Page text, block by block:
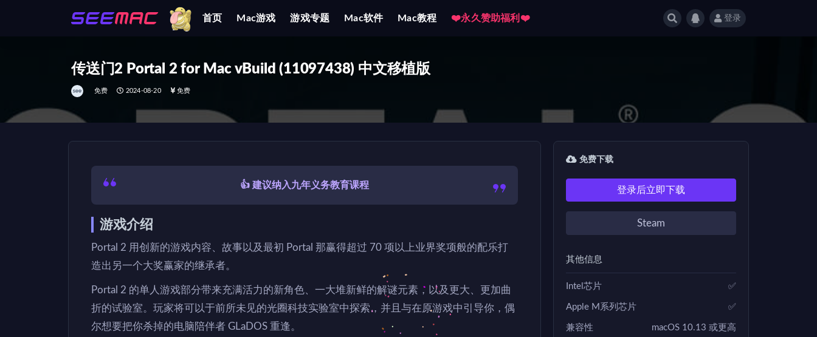
首页 Mac游戏 游戏专题 Mac软件 Mac教程 ❤️永久赞助福利❤️ 登录
传送门2 Portal 2 for Mac vBuild (11097438) 中文移植版
免费 2024-08-20 免费
👍 建议纳入九年义务教育课程
游戏介绍
Portal 2 用创新的游戏内容、故事以及最初 Portal 那赢得超过 70 项以上业界奖项般的配乐打
造出另一个大奖赢家的继承者。
Portal 2 的单人游戏部分带来充满活力的新角色、一大堆新鲜的解谜元素，以及更大、更加曲
折的试验室。玩家将可以于前所未见的光圈科技实验室中探索，并且与在原游戏中引导你，偶
尔想要把你杀掉的电脑陪伴者 GLaDOS 重逢。
免费下载
登录后立即下载
Steam
其他信息
Intel芯片 ✅
Apple M系列芯片 ✅
兼容性 macOS 10.13 或更高